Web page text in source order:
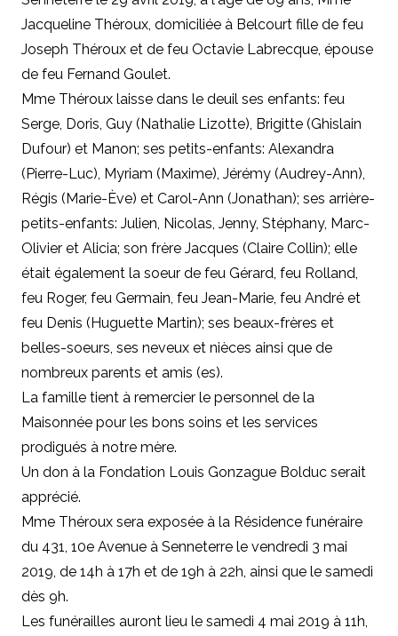
Jacqueline Théroux, domiciliée à Belcourt fille de feu
Joseph Théroux et de feu Octavie Labrecque, épouse
de feu Fernand Goulet.
Mme Théroux laisse dans le deuil ses enfants: feu
Serge, Doris, Guy (Nathalie Lizotte), Brigitte (Ghislain
Dufour) et Manon; ses petits-enfants: Alexandra
(Pierre-Luc), Myriam (Maxime), Jérémy (Audrey-Ann),
Régis (Marie-Ève) et Carol-Ann (Jonathan); ses arrière-
petits-enfants: Julien, Nicolas, Jenny, Stéphany, Marc-
Olivier et Alicia; son frère Jacques (Claire Collin); elle
était également la soeur de feu Gérard, feu Rolland,
feu Roger, feu Germain, feu Jean-Marie, feu André et
feu Denis (Huguette Martin); ses beaux-frères et
belles-soeurs, ses neveux et nièces ainsi que de
nombreux parents et amis (es).
La famille tient à remercier le personnel de la
Maisonnée pour les bons soins et les services
prodigués à notre mère.
Un don à la Fondation Louis Gonzague Bolduc serait
apprécié.
Mme Théroux sera exposée à la Résidence funéraire
du 431, 10e Avenue à Senneterre le vendredi 3 mai
2019, de 14h à 17h et de 19h à 22h, ainsi que le samedi
dès 9h.
Les funérailles auront lieu le samedi 4 mai 2019 à 11h,